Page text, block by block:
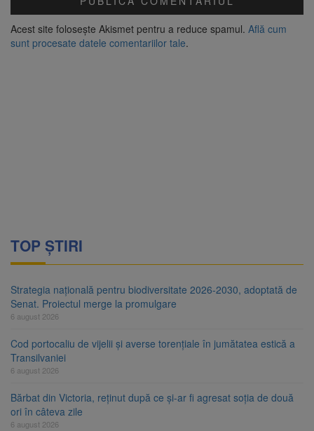
Acest site folosește Akismet pentru a reduce spamul. Află cum
sunt procesate datele comentariilor tale.
TOP ȘTIRI
Strategia națională pentru biodiversitate 2026-2030, adoptată de
Senat. Proiectul merge la promulgare
6 august 2026
Cod portocaliu de vijelii și averse torențiale în jumătatea estică a
Transilvaniei
6 august 2026
Bărbat din Victoria, reținut după ce și-ar fi agresat soția de două
ori în câteva zile
6 august 2026